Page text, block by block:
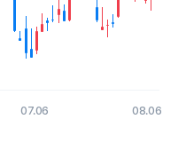
07.06 08.06